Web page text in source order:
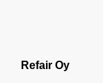
Refair Oy